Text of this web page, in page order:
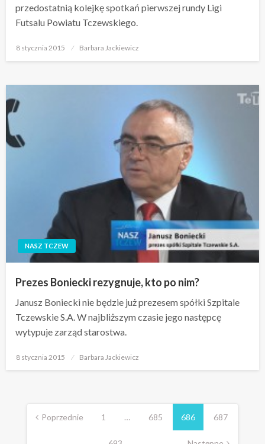
przedostatnią kolejkę spotkań pierwszej rundy Ligi
Futsalu Powiatu Tczewskiego.
Opublikowane
8 stycznia 2015 Barbara Jackiewicz
NASZ TCZEW
Prezes Boniecki rezygnuje, kto po nim?
Janusz Boniecki nie będzie już prezesem spółki Szpitale
Tczewskie S.A. W najbliższym czasie jego następcę
wytypuje zarząd starostwa.
Opublikowane
8 stycznia 2015 Barbara Jackiewicz
Stronicowanie
wpisów
Poprzednie 1 … 685 686 687